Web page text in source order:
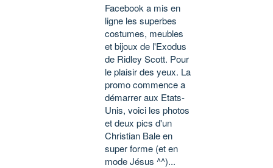
Facebook a mis en
ligne les superbes
costumes, meubles
et bijoux de l'Exodus
de Ridley Scott. Pour
le plaisir des yeux. La
promo commence a
démarrer aux Etats-
Unis, voici les photos
et deux pics d'un
Christian Bale en
super forme (et en
mode Jésus ^^)...